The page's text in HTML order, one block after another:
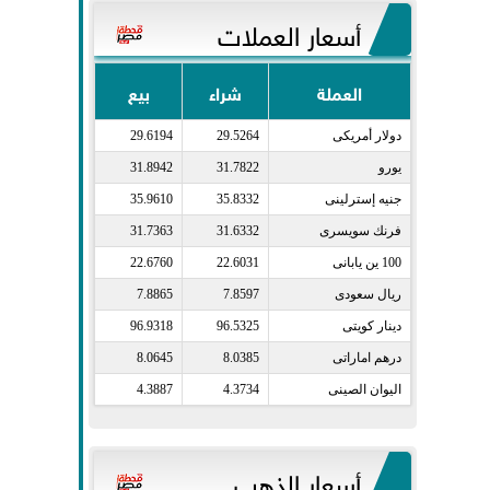
أسعار العملات
العملة شراء بيع
دولار أمريكى​ 29.5264
29.6194
يورو​ 31.7822
31.8942
جنيه إسترلينى​ 35.8332
35.9610
فرنك سويسرى​ 31.6332
31.7363
100 ين يابانى​ 22.6031
22.6760
ريال سعودى​ 7.8597
7.8865
دينار كويتى​ 96.5325
96.9318
درهم اماراتى​ 8.0385
8.0645
اليوان الصينى​ 4.3734
4.3887
أسعار الذهب